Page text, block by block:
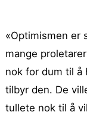
«Optimismen er
mange
nok for dum til å
tilbyr den. De
tullete nok til å